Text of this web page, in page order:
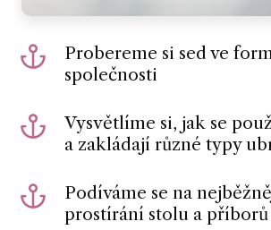
Probereme si sed ve
společnosti
Vysvětlíme si, jak se
a zakládají různé typy
Podíváme se na
prostírání stolu a příborů